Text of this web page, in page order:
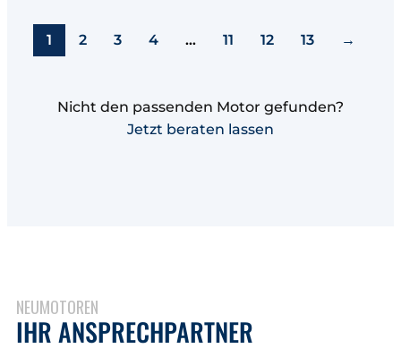
1 2 3 4 … 11 12 13 →
Nicht den passenden Motor gefunden?
Jetzt beraten lassen
NEUMOTOREN
IHR ANSPRECHPARTNER